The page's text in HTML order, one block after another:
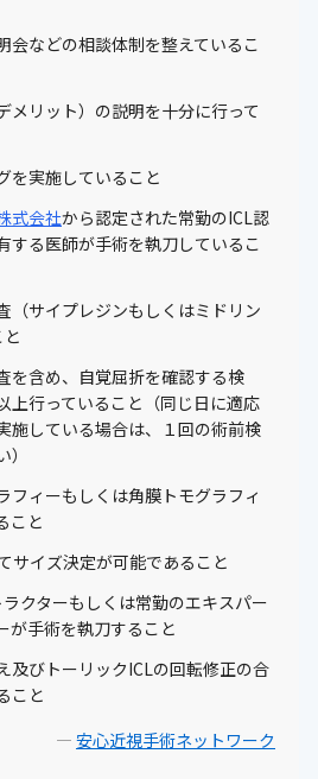
会などの相談体制を整えているこ
メリット）の説明を十分に行って
を実施していること
式会社から認定された常勤のICL認
する医師が手術を執刀しているこ
（サイプレジンもしくはミドリン
を含め、自覚屈折を確認する検
上行っていること（同じ日に適応
施している場合は、１回の術前検
フィーもしくは角膜トモグラフィ
こと
サイズ決定が可能であること
クターもしくは常勤のエキスパー
が手術を執刀すること
及びトーリックICLの回転修正の合
こと
— 安心近視手術ネットワーク